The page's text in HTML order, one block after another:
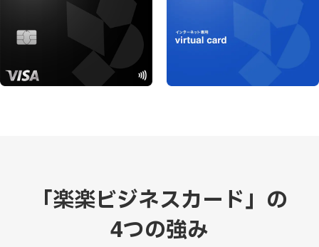
「楽楽ビジネスカード」の
4つの強み